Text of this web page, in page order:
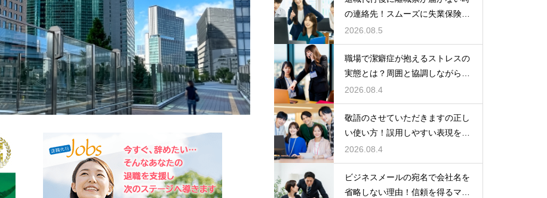
の連絡先！スムーズに失業保険を
もらう術
2026.08.5
職場で潔癖症が抱えるストレスの
実態とは？周囲と協調しながら快
適に働く術
2026.08.4
敬語のさせていただきますの正し
い使い方！誤用しやすい表現を理
解する術
2026.08.4
ビジネスメールの宛名で会社名を
省略しない理由！信頼を得るマナ